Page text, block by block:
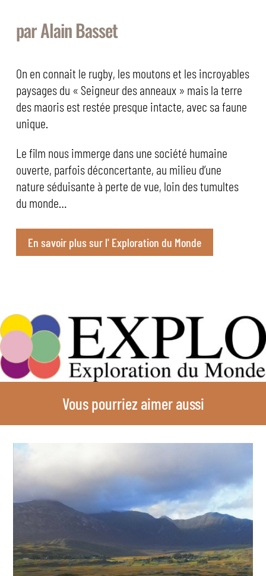
par Alain Basset
On en connait le rugby, les moutons et les incroyables
paysages du « Seigneur des anneaux » mais la terre
des maoris est restée presque intacte, avec sa faune
unique.
Le film nous immerge dans une société humaine
ouverte, parfois déconcertante, au milieu d’une
nature séduisante à perte de vue, loin des tumultes
du monde…
En savoir plus sur l' Exploration du Monde
Vous pourriez aimer aussi